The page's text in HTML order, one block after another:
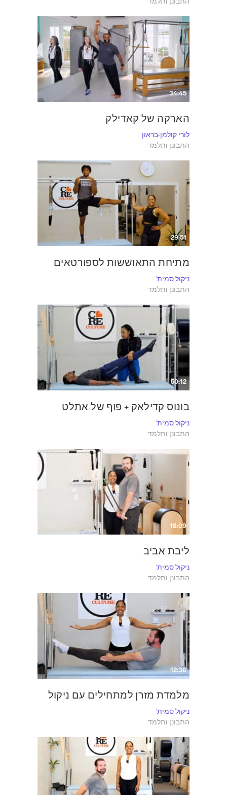
34:45
הארקה של קאדילק
לורי קולמן-בראון
התבונן ותלמד
29:51
מתיחת התאוששות לספורטאים
ניקול סמית'
התבונן ותלמד
50:12
בונוס קדילאק + פוף של אתלט
ניקול סמית'
התבונן ותלמד
18:09
ליבת אביב
ניקול סמית'
התבונן ותלמד
12:36
מלמדת מזרן למתחילים עם ניקול
ניקול סמית'
התבונן ותלמד